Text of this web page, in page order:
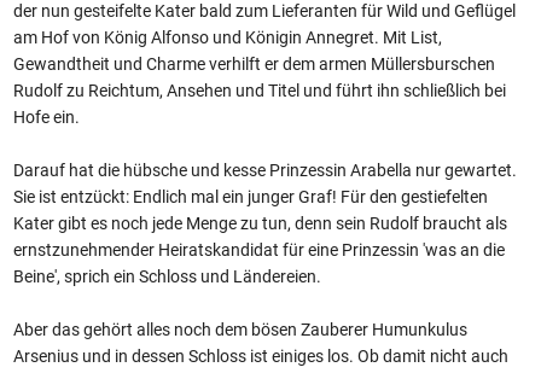
der nun gesteifelte Kater bald zum Lieferanten für Wild und Geflügel
am Hof von König Alfonso und Königin Annegret. Mit List,
Gewandtheit und Charme verhilft er dem armen Müllersburschen
Rudolf zu Reichtum, Ansehen und Titel und führt ihn schließlich bei
Hofe ein.
Darauf hat die hübsche und kesse Prinzessin Arabella nur gewartet.
Sie ist entzückt: Endlich mal ein junger Graf! Für den gestiefelten
Kater gibt es noch jede Menge zu tun, denn sein Rudolf braucht als
ernstzunehmender Heiratskandidat für eine Prinzessin 'was an die
Beine', sprich ein Schloss und Ländereien.
Aber das gehört alles noch dem bösen Zauberer Humunkulus
Arsenius und in dessen Schloss ist einiges los. Ob damit nicht auch